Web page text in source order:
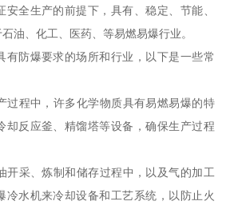
全生产的前提下，具有、稳定、节能、
油、化工、医药、等易燃易爆行业。
有防爆要求的场所和行业，以下是一些常
过程中，许多化学物质具有易燃易爆的特
却反应釜、精馏塔等设备，确保生产过程
开采、炼制和储存过程中，以及气的加工
冷水机来冷却设备和工艺系统，以防止火